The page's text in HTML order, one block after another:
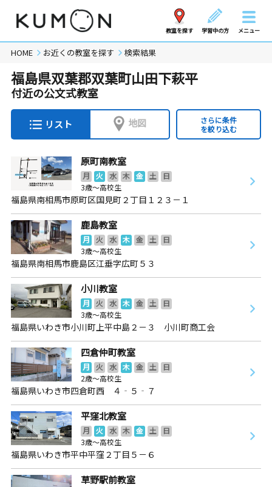
教室を探す 学習中の方 メニュー
HOME お近くの教室を探す 検索結果
福島県双葉郡双葉町山田下萩平
付近の公文式教室
リスト 地図
さらに条件
を絞り込む
原町南教室
月 火 水 木 金 土
日
3歳～高校生
福島県南相馬市原町区国見町２丁目１２３－１
鹿島教室
月 火 水 木 金 土
日
3歳～高校生
福島県南相馬市鹿島区江垂字広町５３
小川教室
月 火 水 木 金 土
日
3歳～高校生
福島県いわき市小川町上平中島２－３ 小川町商工会
四倉仲町教室
月 火 水 木 金 土
日
2歳～高校生
福島県いわき市四倉町西 ４‐５‐７
平窪北教室
月 火 水 木 金 土
日
3歳～高校生
福島県いわき市平中平窪２丁目５－６
草野駅前教室